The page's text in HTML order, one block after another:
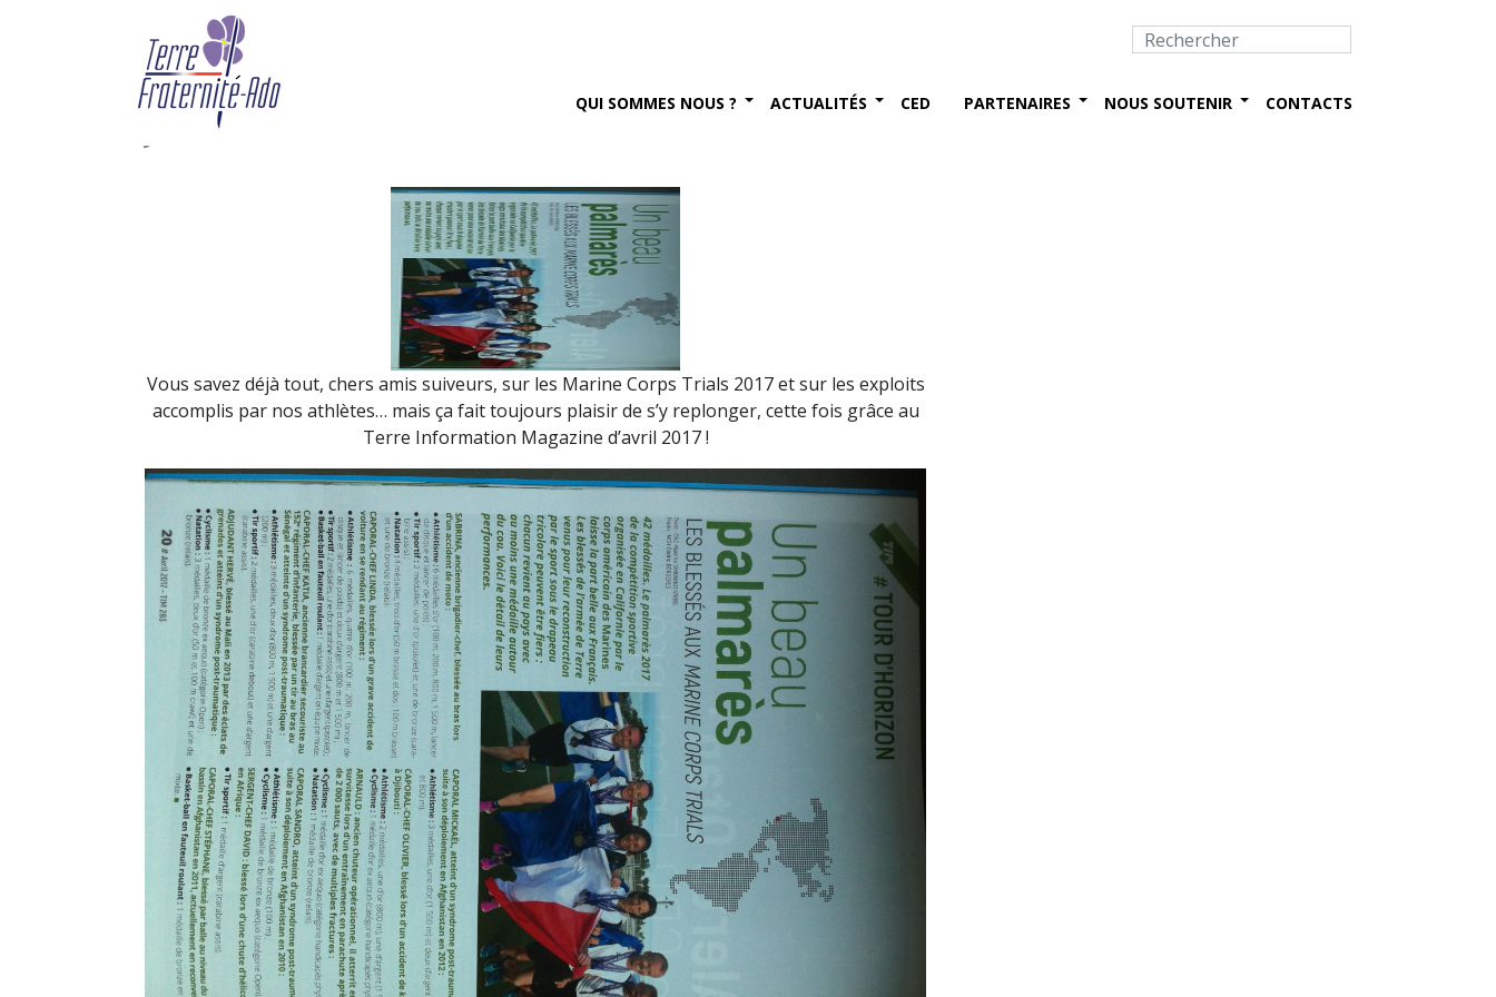
QUI SOMMES NOUS ? ACTUALITÉS CED PARTENAIRES NOUS SOUTENIR CONTACTS
Les Marine Corps Trials dans Terre Information
Magazine (avril 2017)
By Terre Fraternité,
Vous savez déjà tout, chers amis suiveurs, sur les Marine Corps Trials 2017 et sur les exploits
accomplis par nos athlètes… mais ça fait toujours plaisir de s’y replonger, cette fois grâce au
Terre Information Magazine d’avril 2017 !